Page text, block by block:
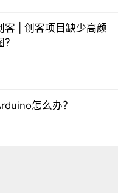
客 | 创客项目缺少高颜
怎么办？